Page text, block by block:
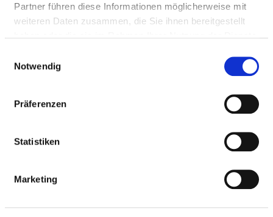
Partner führen diese Informationen möglicherweise mit
weiteren Daten zusammen, die Sie ihnen bereitgestellt
Notwendig
Präferenzen
Statistiken
Marketing
PFLEGERISCHE FACHEXPERTISE
Hygienefachkraft (PQ13)
Pflege in der Onkologie (PQ07)